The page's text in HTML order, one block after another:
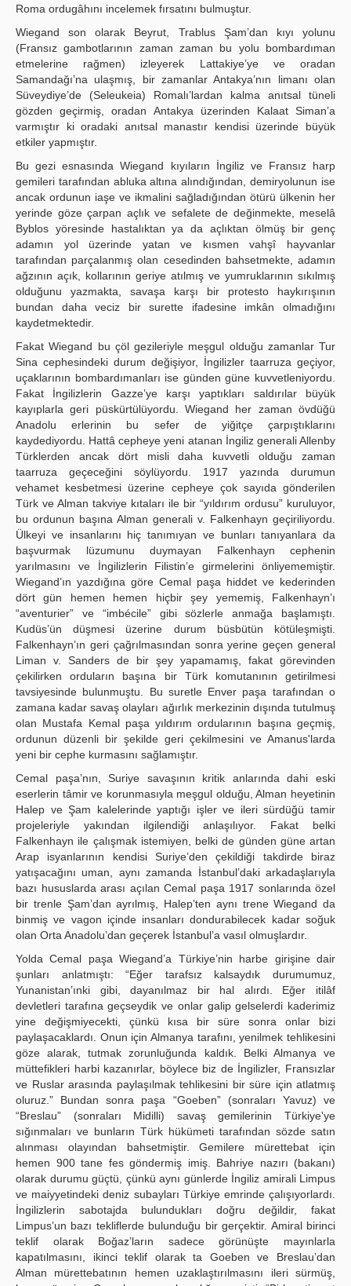
Roma ordugâhını incelemek fırsatını bulmuştur.
Wiegand son olarak Beyrut, Trablus Şam’dan kıyı yolunu
(Fransız gambotlarının zaman zaman bu yolu bombardıman
etmelerine rağmen) izleyerek Lattakiye’ye ve oradan
Samandağı’na ulaşmış, bir zamanlar Antakya’nın limanı olan
Süveydiye’de (Seleukeia) Romalı’lardan kalma anıtsal tüneli
gözden geçirmiş, oradan Antakya üzerinden Kalaat Siman’a
varmıştır ki oradaki anıtsal manastır kendisi üzerinde büyük
etkiler yapmıştır.
Bu gezi esnasında Wiegand kıyıların İngiliz ve Fransız harp
gemileri tarafından abluka altına alındığından, demiryolunun ise
ancak ordunun iaşe ve ikmalini sağladığından ötürü ülkenin her
yerinde göze çarpan açlık ve sefalete de değinmekte, meselâ
Byblos yöresinde hastalıktan ya da açlıktan ölmüş bir genç
adamın yol üzerinde yatan ve kısmen vahşî hayvanlar
tarafından parçalanmış olan cesedinden bahsetmekte, adamın
ağzının açık, kollarının geriye atılmış ve yumruklarının sıkılmış
olduğunu yazmakta, savaşa karşı bir protesto haykırışının
bundan daha veciz bir surette ifadesine imkân olmadığını
kaydetmektedir.
Fakat Wiegand bu çöl gezileriyle meşgul olduğu zamanlar Tur
Sina cephesindeki durum değişiyor, İngilizler taarruza geçiyor,
uçaklarının bombardımanları ise günden güne kuvvetleniyordu.
Fakat İngilizlerin Gazze’ye karşı yaptıkları saldırılar büyük
kayıplarla geri püskürtülüyordu. Wiegand her zaman övdüğü
Anadolu erlerinin bu sefer de yiğitçe çarpıştıklarını
kaydediyordu. Hattâ cepheye yeni atanan İngiliz generali Allenby
Türklerden ancak dört misli daha kuvvetli olduğu zaman
taarruza geçeceğini söylüyordu. 1917 yazında durumun
vehamet kesbetmesi üzerine cepheye çok sayıda gönderilen
Türk ve Alman takviye kıtaları ile bir “yıldırım ordusu” kuruluyor,
bu ordunun başına Alman generali v. Falkenhayn geçiriliyordu.
Ülkeyi ve insanlarını hiç tanımıyan ve bunları tanıyanlara da
başvurmak lüzumunu duymayan Falkenhayn cephenin
yarılmasını ve İngilizlerin Filistin’e girmelerini önliyememiştir.
Wiegand’ın yazdığına göre Cemal paşa hiddet ve kederinden
dört gün hemen hemen hiçbir şey yememiş, Falkenhayn’ı
“aventurier” ve “imbécile” gibi sözlerle anmağa başlamıştı.
Kudüs’ün düşmesi üzerine durum büsbütün kötüleşmişti.
Falkenhayn’ın geri çağrılmasından sonra yerine geçen general
Liman v. Sanders de bir şey yapamamış, fakat görevinden
çekilirken orduların başına bir Türk komutanının getirilmesi
tavsiyesinde bulunmuştu. Bu suretle Enver paşa tarafından o
zamana kadar savaş olayları ağırlık merkezinin dışında tutulmuş
olan Mustafa Kemal paşa yıldırım ordularının başına geçmiş,
ordunun düzenli bir şekilde geri çekilmesini ve Amanus'larda
yeni bir cephe kurmasını sağlamıştır.
Cemal paşa’nın, Suriye savaşının kritik anlarında dahi eski
eserlerin tâmir ve korunmasıyla meşgul olduğu, Alman heyetinin
Halep ve Şam kalelerinde yaptığı işler ve ileri sürdüğü tamir
projeleriyle yakından ilgilendiği anlaşılıyor. Fakat belki
Falkenhayn ile çalışmak istemiyen, belki de günden güne artan
Arap isyanlarının kendisi Suriye’den çekildiği takdirde biraz
yatışacağını uman, aynı zamanda İstanbul’daki arkadaşlarıyla
bazı hususlarda arası açılan Cemal paşa 1917 sonlarında özel
bir trenle Şam’dan ayrılmış, Halep’ten aynı trene Wiegand da
binmiş ve vagon içinde insanları dondurabilecek kadar soğuk
olan Orta Anadolu’dan geçerek İstanbul’a vasıl olmuşlardır.
Yolda Cemal paşa Wiegand’a Türkiye’nin harbe girişine dair
şunları anlatmıştı: “Eğer tarafsız kalsaydık durumumuz,
Yunanistan’ınki gibi, dayanılmaz bir hal alırdı. Eğer itilâf
devletleri tarafına geçseydik ve onlar galip gelselerdi kaderimiz
yine değişmiyecekti, çünkü kısa bir süre sonra onlar bizi
paylaşacaklardı. Onun için Almanya tarafını, yenilmek tehlikesini
göze alarak, tutmak zorunluğunda kaldık. Belki Almanya ve
müttefikleri harbi kazanırlar, böylece biz de İngilizler, Fransızlar
ve Ruslar arasında paylaşılmak tehlikesini bir süre için atlatmış
oluruz.” Bundan sonra paşa “Goeben” (sonraları Yavuz) ve
“Breslau” (sonraları Midilli) savaş gemilerinin Türkiye'ye
sığınmaları ve bunların Türk hükümeti tarafından sözde satın
alınması olayından bahsetmiştir. Gemilere mürettebat için
hemen 900 tane fes göndermiş imiş. Bahriye nazırı (bakanı)
olarak durumu güçtü, çünkü aynı günlerde İngiliz amirali Limpus
ve maiyyetindeki deniz subayları Türkiye emrinde çalışıyorlardı.
İngilizlerin sabotajda bulundukları doğru değildir, fakat
Limpus’un bazı tekliflerde bulunduğu bir gerçektir. Amiral birinci
teklif olarak Boğaz’ların sadece görünüşte mayınlarla
kapatılmasını, ikinci teklif olarak ta Goeben ve Breslau’dan
Alman mürettebatının hemen uzaklaştırılmasını ileri sürmüş,